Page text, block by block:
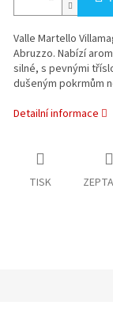
Valle Martello
Abruzzo. Nabízí
silné, s pevnými
dušeným pokrmům
Detailní informace
TISK